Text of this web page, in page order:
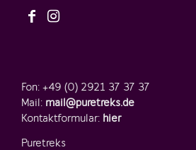
Fon: +49 (0) 2921 37 37 37
Mail: mail@puretreks.de
Kontaktformular: hier
Puretreks